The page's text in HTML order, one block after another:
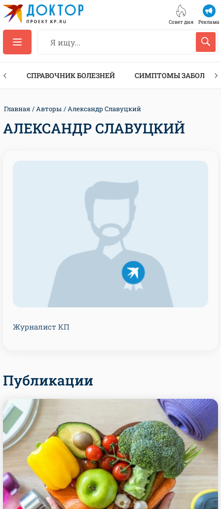
Совет дня Реклама
СПРАВОЧНИК БОЛЕЗНЕЙ СИМПТОМЫ
Главная Авторы Александр Славуцкий
АЛЕКСАНДР СЛАВУЦКИЙ
Журналист КП
Публикации